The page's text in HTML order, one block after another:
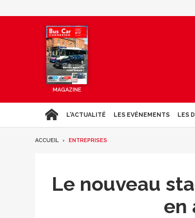
MAGAZINE
L'ACTUALITÉ LES EVÉNEMENTS LES
ACCUEIL ENTREPRISES
Le nouveau
en